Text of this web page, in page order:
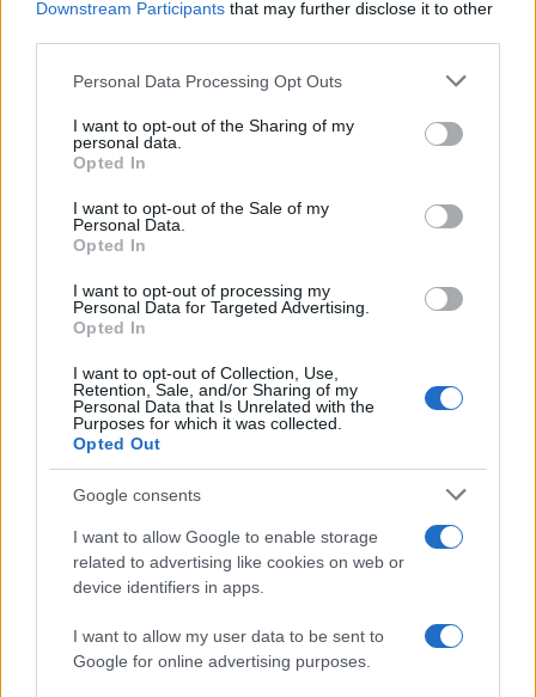
Downstream Participants that may further disclose it to other
Please note that this website/app uses one or more Google
not limited to your visit or usage behaviour. You may click to
grant or deny consent to Google and its third-party tags to
use your data for below specified purposes in below Google
consent section.
Personal Data Processing Opt Outs
I want to opt-out of the Sharing of my
personal data.
Opted In
I want to opt-out of the Sale of my
Personal Data.
Opted In
I want to opt-out of processing my
Personal Data for Targeted Advertising.
Opted In
I want to opt-out of Collection, Use,
Retention, Sale, and/or Sharing of my
Personal Data that Is Unrelated with the
Purposes for which it was collected.
Opted Out
Google consents
I want to allow Google to enable storage
related to advertising like cookies on web or
device identifiers in apps.
I want to allow my user data to be sent to
Google for online advertising purposes.
ΕΞΕΛΙΞΗ: H Τουρκία στέλνει όλους τους
εκτοξευτές της MLRS και τους
πυραύλους ATACMS στην Ουκρανία
Και η Lufthansa απορρίπτει τα πρώτα
Boeing 777-9 – Νέος πονοκέφαλος για
την αμερικανική εταιρεία
ναυπηγήθηκε στη Γερμανία παραδίδεται
στο Ισραήλ